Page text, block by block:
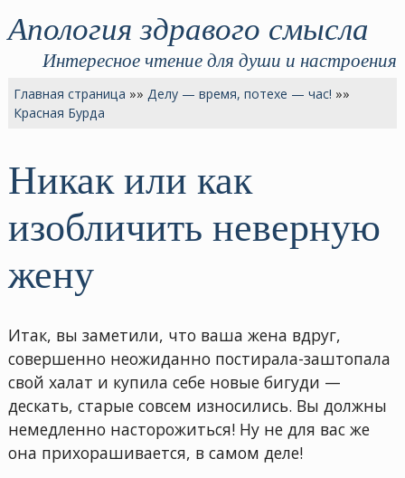
Апология здравого смысла
Интересное чтение для души и настроения
Главная страница »»Делу — время, потехе — час! »»
Красная Бурда
Никак или как
изобличить неверную
жену
Итак, вы заметили, что ваша жена вдруг,
совершенно неожиданно постирала-заштопала
свой халат и купила себе новые бигуди —
дескать, старые совсем износились. Вы должны
немедленно насторожиться! Ну не для вас же
она прихорашивается, в самом деле!